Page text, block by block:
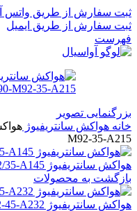
ثبت سفارش از طریق واتس
ثبت سفارش از طریق ایمیل
فهرست
بزرگنمایی تصویر
خانه هواکش سانتریفیوژ
M92-35-A215
هواکش سانتریفیوژ LXFFD 2E120/120-M92/35-A145
بازگشت به محصولات
هواکش سانتریفیوژ LXFFD 2E133-190-M92-45-A232